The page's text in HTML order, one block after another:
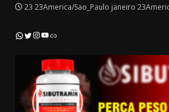
23 23America/Sao_Paulo janeiro
WhatsApp
Twitter
Instagram
YouTube
Link